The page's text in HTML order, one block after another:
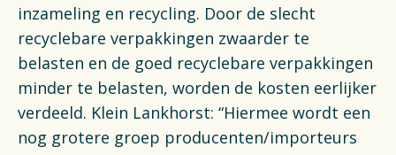
inzameling en recycling. Door de slecht
recyclebare verpakkingen zwaarder te
belasten en de goed recyclebare verpakkingen
minder te belasten, worden de kosten eerlijker
verdeeld. Klein Lankhorst: “Hiermee wordt een
nog grotere groep producenten/importeurs